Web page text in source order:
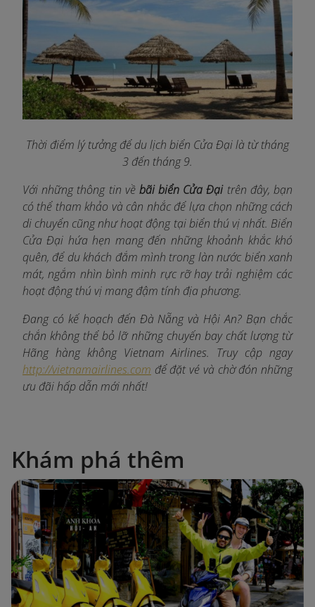
Thời điểm lý tưởng để du lịch biển Cửa Đại là từ tháng
3 đến tháng 9.
Với những thông tin về bãi biển Cửa Đạitrên đây, bạn
có thể tham khảo và cân nhắc để lựa chọn những cách
di chuyển cũng như hoạt động tại biển thú vị nhất. Biển
Cửa Đại hứa hẹn mang đến những khoảnh khắc khó
quên, để du khách đắm mình trong làn nước biển xanh
mát, ngắm nhìn bình minh rực rỡ hay trải nghiệm các
hoạt động thú vị mang đậm tính địa phương.
Đang có kế hoạch đến Đà Nẵng và Hội An? Bạn chắc
chắn không thể bỏ lỡ những chuyến bay chất lượng từ
Hãng hàng không Vietnam Airlines. Truy cập ngay
http://vietnamairlines.com để đặt vé và chờ đón những
ưu đãi hấp dẫn mới nhất!
Khám phá thêm